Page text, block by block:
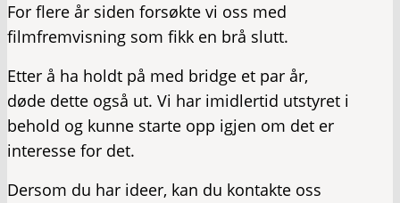
For flere år siden forsøkte vi oss med
filmfremvisning som fikk en brå slutt.
Etter å ha holdt på med bridge et par år,
døde dette også ut. Vi har imidlertid utstyret i
behold og kunne starte opp igjen om det er
interesse for det.
Dersom du har ideer, kan du kontakte oss